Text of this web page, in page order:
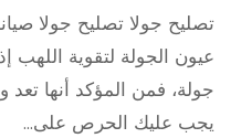
تصليح جولا تصليح جولا
عيون الجولة لتقوية اللهب
جولة، فمن المؤكد أنها
يجب عليك الحرص على…